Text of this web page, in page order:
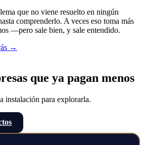
que no viene resuelto en ningún
comprenderlo. A veces eso toma más
—pero sale bien, y sale entendido.
→
que ya pagan menos
instalación para explorarla.